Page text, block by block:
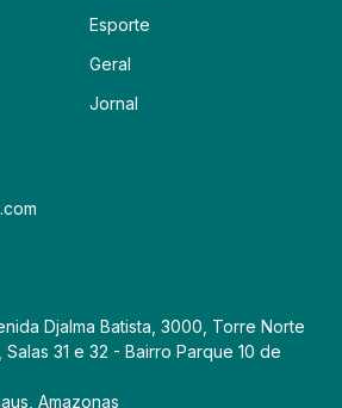
Esporte
Geral
Jornal
Djalma Batista, 3000, Torre Norte
31 e 32 - Bairro Parque 10 de
Amazonas